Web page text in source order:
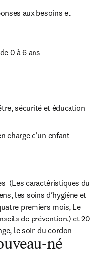
aux besoins et
0 à 6 ans
sécurité et éducation
charge d'un enfant
(Les caractéristiques du
les soins d’hygiène et
premiers mois, Le
de prévention.) et 20
le soin du cordon
né